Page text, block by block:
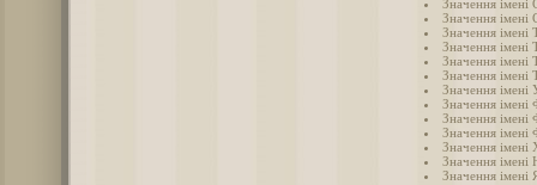
Значення імені
Значення імені
Значення імені
Значення імені
Значення імені
Значення імені
Значення імені
Значення імені
Значення імені
Значення імені
Значення імені
Значення імені
Значення імені